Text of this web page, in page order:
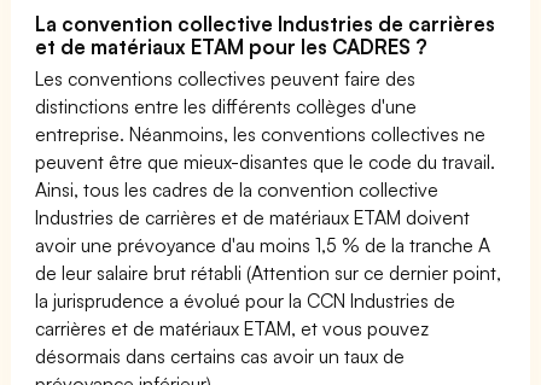
La convention collective Industries de carrières
et de matériaux ETAM pour les CADRES ?
Les conventions collectives peuvent faire des
distinctions entre les différents collèges d'une
entreprise. Néanmoins, les conventions collectives ne
peuvent être que mieux-disantes que le code du travail.
Ainsi, tous les cadres de la convention collective
Industries de carrières et de matériaux ETAM doivent
avoir une prévoyance d'au moins 1,5 % de la tranche A
de leur salaire brut rétabli (Attention sur ce dernier point,
la jurisprudence a évolué pour la CCN Industries de
carrières et de matériaux ETAM, et vous pouvez
désormais dans certains cas avoir un taux de